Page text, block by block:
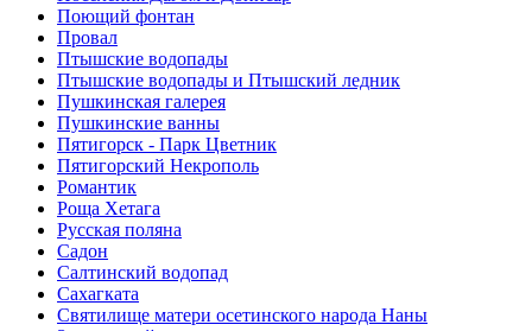
Поющий фонтан
Провал
Птышские водопады
Птышские водопады и Птышский ледник
Пушкинская галерея
Пушкинские ванны
Пятигорск - Парк Цветник
Пятигорский Некрополь
Романтик
Роща Хетага
Русская поляна
Садон
Салтинский водопад
Сахагката
Святилище матери осетинского народа Наны